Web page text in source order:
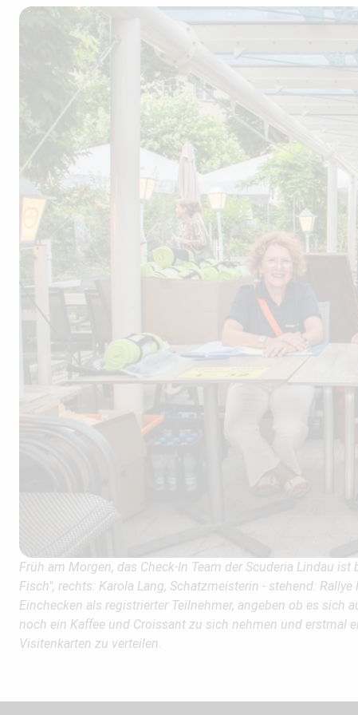
Früh am Morgen, das Check-In Team der Scuderia Lindau
Fisch", rechts: Karola Lang, Schatzmeisterin - stehend:
Einchecken als registrierter Teilnehmer, angeben ob es
noch ein Kaffee und Croissant zu sich nehmen und erstmal
Visitenkarten zu verteilen.